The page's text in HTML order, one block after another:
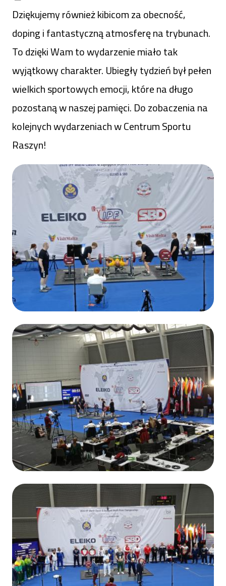
Dziękujemy również kibicom za obecność,
doping i fantastyczną atmosferę na trybunach.
To dzięki Wam to wydarzenie miało tak
wyjątkowy charakter. Ubiegły tydzień był pełen
wielkich sportowych emocji, które na długo
pozostaną w naszej pamięci. Do zobaczenia na
kolejnych wydarzeniach w Centrum Sportu
Raszyn!